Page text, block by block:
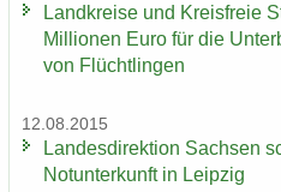
Land­krei­se und Kreis­freie
Mil­lio­nen Euro für die
von Flücht­lin­gen
12.08.2015
Lan­des­di­rek­ti­on Sach­sen
Notunterkunft in Leip­zig